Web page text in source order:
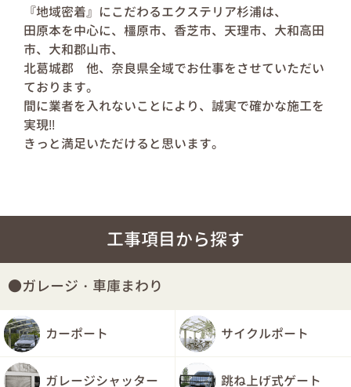
『地域密着』にこだわるエクステリア杉浦は、
田原本を中心に、橿原市、香芝市、天理市、大和高田
市、大和郡山市、
北葛城郡 他、奈良県全域でお仕事をさせていただい
ております。
間に業者を入れないことにより、誠実で確かな施工を
実現!!
きっと満足いただけると思います。
工事項目から探す
ガレージ・車庫まわり
カーポート サイクルポート
ガレージシャッター 跳ね上げ式ゲート